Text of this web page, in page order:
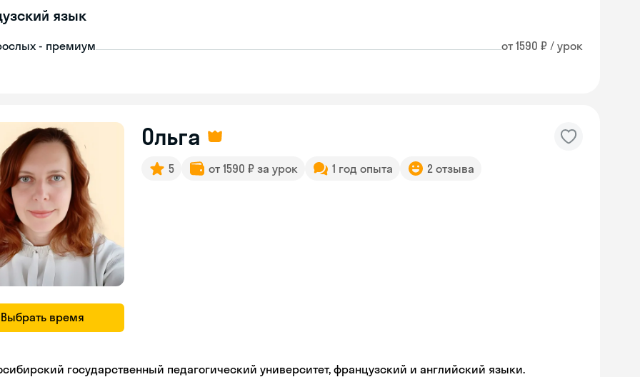
язык
- премиум от 1590 ₽ / урок
Выбрать время
Ольга
5 от 1590 ₽ за урок 1 год опыта 2 отзыва
государственный педагогический университет, французский и английский языки.